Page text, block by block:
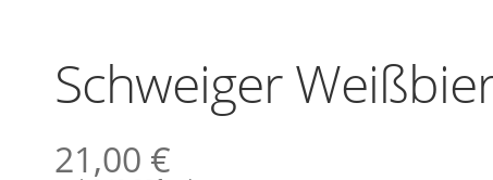
Schweiger
21,00 €